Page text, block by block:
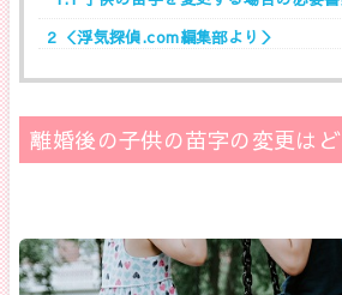
2＜浮気探偵.com編集部より＞
離婚後の子供の苗字の変更は